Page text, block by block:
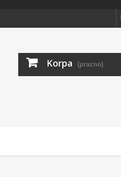
Korpa (prazno)